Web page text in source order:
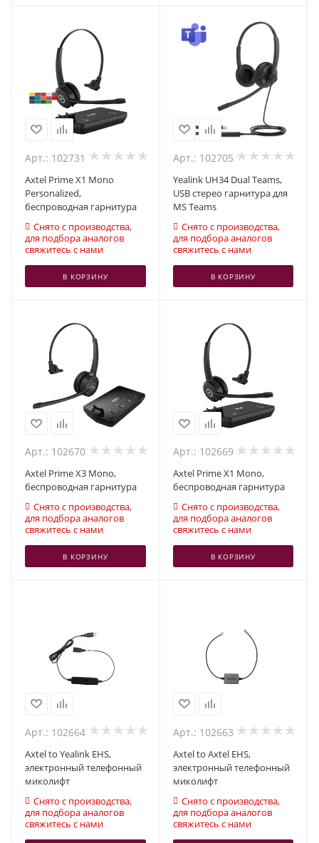
Арт.: 102731
Axtel Prime X1 Mono
Personalized,
беспроводная гарнитура
Снято с производства,
для подбора аналогов
свяжитесь с нами
В КОРЗИНУ
Арт.: 102705
Yealink UH34 Dual Teams,
USB стерео гарнитура для
MS Teams
Снято с производства,
для подбора аналогов
свяжитесь с нами
В КОРЗИНУ
Арт.: 102670
Axtel Prime X3 Mono,
беспроводная гарнитура
Снято с производства,
для подбора аналогов
свяжитесь с нами
В КОРЗИНУ
Арт.: 102669
Axtel Prime X1 Mono,
беспроводная гарнитура
Снято с производства,
для подбора аналогов
свяжитесь с нами
В КОРЗИНУ
Арт.: 102664
Axtel to Yealink EHS,
электронный телефонный
миколифт
Снято с производства,
для подбора аналогов
свяжитесь с нами
Арт.: 102663
Axtel to Axtel EHS,
электронный телефонный
миколифт
Снято с производства,
для подбора аналогов
свяжитесь с нами